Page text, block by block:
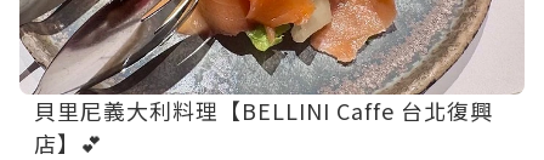
貝里尼義大利料理【BELLINI Caffe 台北復興
店】💕